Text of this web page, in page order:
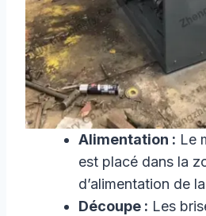
Alimentation : Le
est placé dans la
d’alimentation de
Découpe : Les